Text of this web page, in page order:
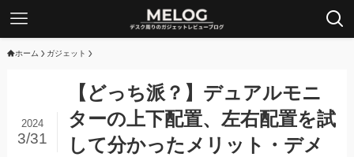
ホーム ガジェット
【どっち派？】デュアルモニ
ターの上下配置、左右配置を試
して分かったメリット・デメ
2024
3/31